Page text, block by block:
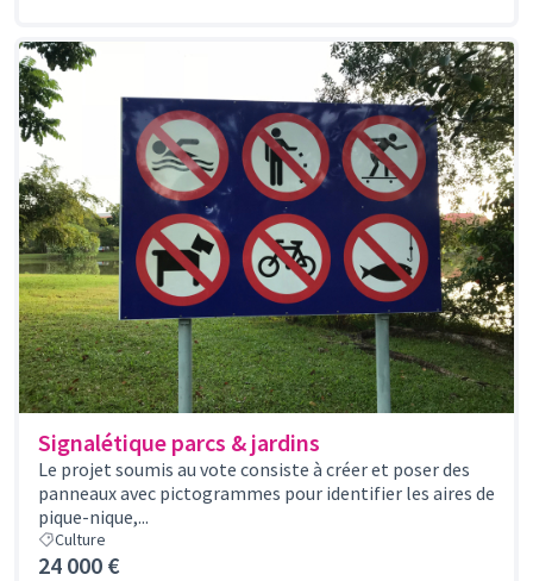
Signalétique parcs & jardins
Le projet soumis au vote consiste à créer et poser des
panneaux avec pictogrammes pour identifier les aires de
pique-nique,...
Culture
24 000 €